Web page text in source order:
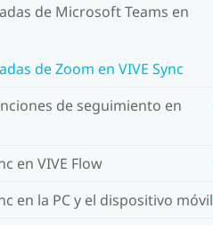
de Microsoft Teams en
de Zoom en VIVE Sync
de seguimiento en
en VIVE Flow
en la PC y el dispositivo móvil